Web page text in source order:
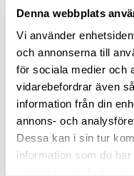
Denna webbplats
Vi använder
och annonserna till
för sociala medier och
vidarebefordrar även
information från din
annons- och
Dessa kan i sin tur
information som du
Lär dig mer om
samband med
SPARA TILL